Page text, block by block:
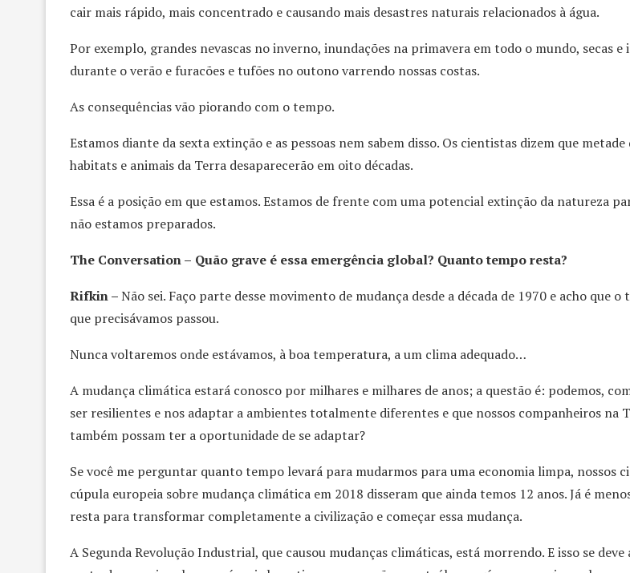
cair mais rápido, mais concentrado e causando mais desastres naturais relacionados à água.
Por exemplo, grandes nevascas no inverno, inundações na primavera em todo o mundo, secas e
durante o verão e furacões e tufões no outono varrendo nossas costas.
As consequências vão piorando com o tempo.
Estamos diante da sexta extinção e as pessoas nem sabem disso. Os cientistas dizem que metade
habitats e animais da Terra desaparecerão em oito décadas.
Essa é a posição em que estamos. Estamos de frente com uma potencial extinção da natureza
não estamos preparados.
The Conversation – Quão grave é essa emergência global? Quanto tempo resta?
Rifkin –Não sei. Faço parte desse movimento de mudança desde a década de 1970 e acho que o
que precisávamos passou.
Nunca voltaremos onde estávamos, à boa temperatura, a um clima adequado…
A mudança climática estará conosco por milhares e milhares de anos; a questão é: podemos,
ser resilientes e nos adaptar a ambientes totalmente diferentes e que nossos companheiros na
também possam ter a oportunidade de se adaptar?
Se você me perguntar quanto tempo levará para mudarmos para uma economia limpa, nossos
cúpula europeia sobre mudança climática em 2018 disseram que ainda temos 12 anos. Já é
resta para transformar completamente a civilização e começar essa mudança.
A Segunda Revolução Industrial, que causou mudanças climáticas, está morrendo. E isso se deve